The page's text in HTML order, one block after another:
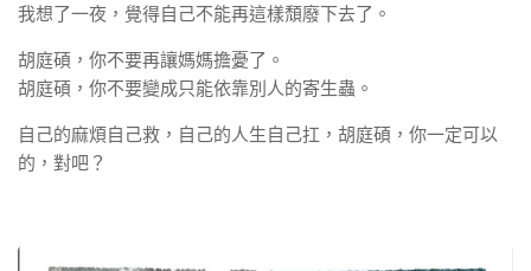
我想了一夜，覺得自己不能再這樣頹廢下去了。
胡庭碩，你不要再讓媽媽擔憂了。
胡庭碩，你不要變成只能依靠別人的寄生蟲。
自己的麻煩自己救，自己的人生自己扛，胡庭碩，你一定可以
的，對吧？